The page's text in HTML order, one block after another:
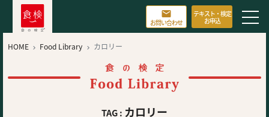

お問い合わせ
テキスト・検定
お申込
HOME  Food Library  カロリー
TAG : カロリー